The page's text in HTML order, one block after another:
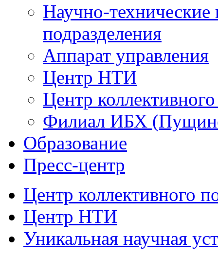
Научно-технические
подразделения
Аппарат управления
Центр НТИ
Центр
Филиал ИБХ
Образование
Пресс-центр
Центр коллективного
Центр НТИ
Уникальная научная